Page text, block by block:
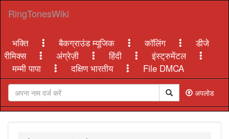
RingTonesWiki
भक्ति बैकग्राउंड म्यूजिक कॉलिंग
डीजे
रीमिक्स
अंग्रेज़ी हिंदी
इंस्ट्रुमेंटल
मम्मी पापा
दक्षिण भारतीय File DMCA
अपलोड